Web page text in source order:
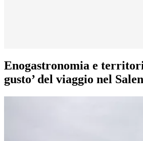
Enogastronomia e
gusto’ del viaggio nel